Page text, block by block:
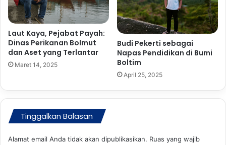
h
u
nLaut Kaya, Pejabat Payah:
Dinas Perikanan Bolmut
dan Aset yang Terlantar
Maret 14, 2025
Budi Pekerti sebagai
Napas Pendidikan di Bumi
Boltim
April 25, 2025
Tinggalkan Balasan
Alamat email Anda tidak akan dipublikasikan. Ruas yang wajib